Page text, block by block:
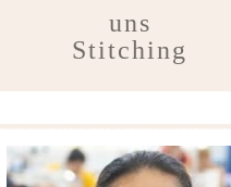
uns
Stitching